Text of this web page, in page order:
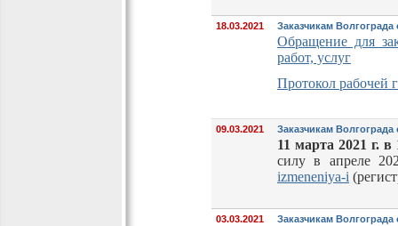
18.03.2021 Заказчикам
Обращение для
работ, услуг
Протокол рабочей
09.03.2021 Заказчикам
11 марта 2021 г. в
силу в апреле
izmeneniya-i
03.03.2021 Заказчикам Волгограда